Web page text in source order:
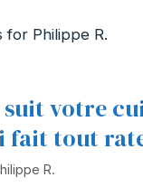
for Philippe R.
votre
fait tout
R.